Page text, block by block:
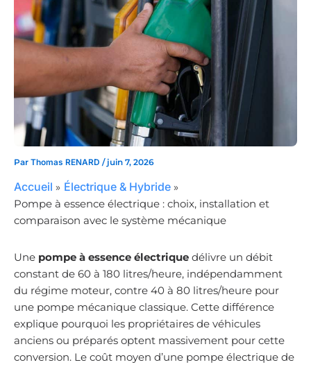
Par Thomas RENARD / juin 7, 2026
Accueil Électrique & Hybride
Pompe à essence électrique : choix, installation et
comparaison avec le système mécanique
Une pompe à essence électrique délivre un débit
constant de 60 à 180 litres/heure, indépendamment
du régime moteur, contre 40 à 80 litres/heure pour
une pompe mécanique classique. Cette différence
explique pourquoi les propriétaires de véhicules
anciens ou préparés optent massivement pour cette
conversion. Le coût moyen d’une pompe électrique de